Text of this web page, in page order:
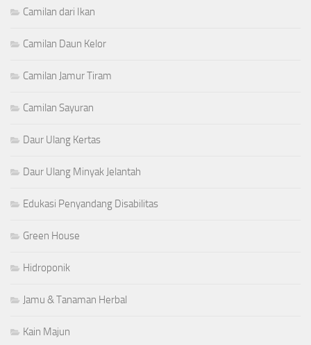
Camilan dari Ikan
Camilan Daun Kelor
Camilan Jamur Tiram
Camilan Sayuran
Daur Ulang Kertas
Daur Ulang Minyak Jelantah
Edukasi Penyandang Disabilitas
Green House
Hidroponik
Jamu & Tanaman Herbal
Kain Majun